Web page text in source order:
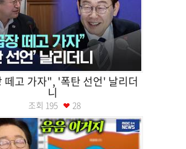
떼고 가자", '폭탄 선언' 날리더
니
조회 195 28